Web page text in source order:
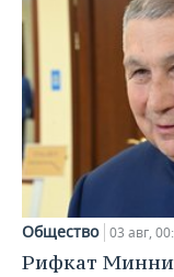
Общество 03 авг,
Рифкат